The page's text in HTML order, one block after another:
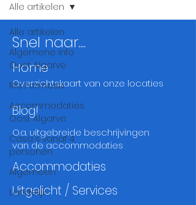
Alle artikelen
Algemene info
Oost Algarve
Ria Formosa
Accommodaties
Oost Algarve
Casa's vanaf 4
personen
Algemeen
Landelijk
Alle artikelen
Snel naar....
Home
Overzichtskaartvan onze locaties
Blog!
O.a. uitgebreide beschrijvingen
van de accommodaties
Accommodaties
Uitgelicht / Services